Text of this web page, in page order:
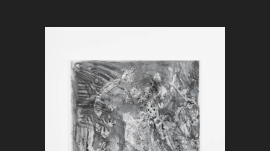
brann. Og vet man i tillegg at
flere år siden, og at kullet den gang
ble forflyttet over halve kloden før
det endte opp i et hjørne på
studioet hans i årevis, før han kastet
seg løs og gjennomførte dette vi har
resultatet av her - med hele kroppen